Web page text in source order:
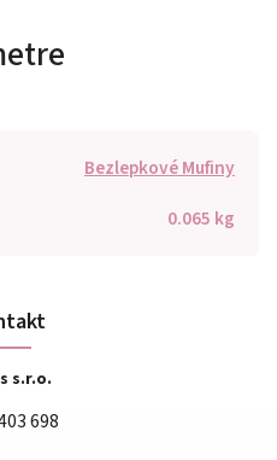
Bezlepkové Mufiny
0.065 kg
s.r.o.
698